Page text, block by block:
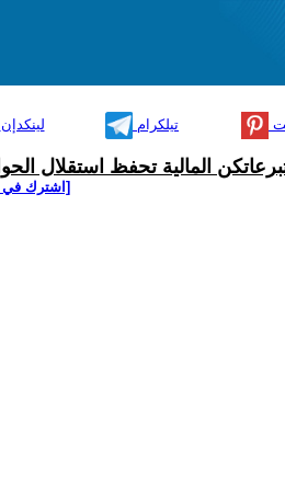
لينكدإن تيلكرام
المالية تحفظ استقلال
[اشترك في